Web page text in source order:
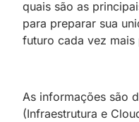
quais são as
para preparar sua
futuro cada vez mais
As informações são
(Infraestrutura e